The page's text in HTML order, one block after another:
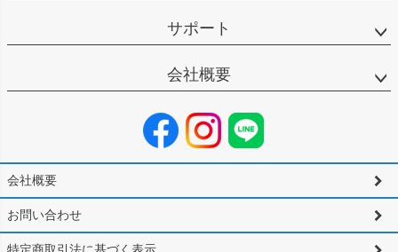
サポート
会社概要
会社概要
お問い合わせ